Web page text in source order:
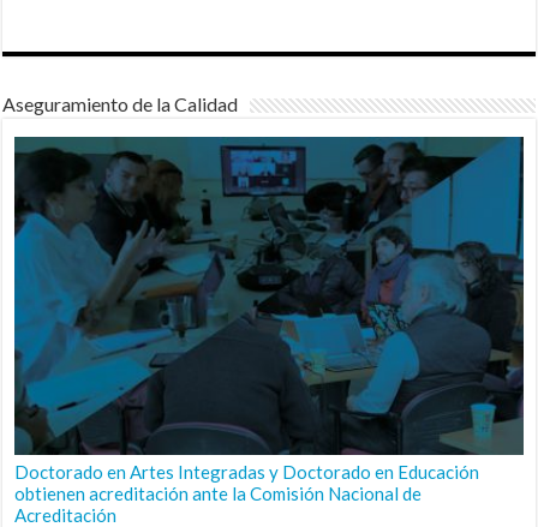
Aseguramiento de la Calidad
Doctorado en Artes Integradas y Doctorado en Educación
obtienen acreditación ante la Comisión Nacional de
Acreditación